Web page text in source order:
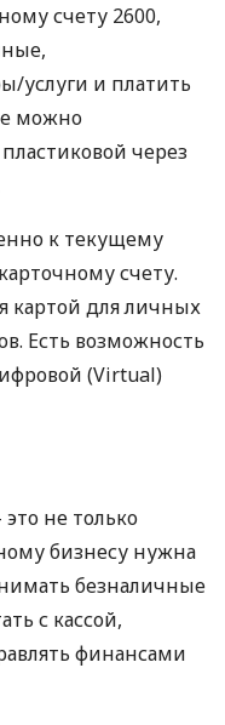
счету 2600,
услуги и платить
можно
через
к текущему
счету.
картой для личных
Есть возможность
(Virtual)
не только
бизнесу нужна
безналичные
с кассой,
финансами